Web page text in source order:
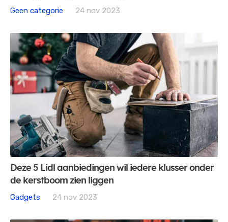
Geen categorie
24 nov 2023
Deze 5 Lidl aanbiedingen wil iedere klusser onder
de kerstboom zien liggen
Gadgets
24 nov 2023